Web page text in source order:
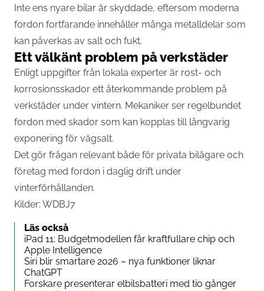
Inte ens nyare bilar är skyddade, eftersom moderna
fordon fortfarande innehåller många metalldelar som
kan påverkas av salt och fukt.
Ett välkänt problem på verkstäder
Enligt uppgifter från lokala experter är rost- och
korrosionsskador ett återkommande problem på
verkstäder under vintern. Mekaniker ser regelbundet
fordon med skador som kan kopplas till långvarig
exponering för vägsalt.
Det gör frågan relevant både för privata bilägare och
företag med fordon i daglig drift under
vinterförhållanden.
Kilder: WDBJ7
Läs också
iPad 11: Budgetmodellen får kraftfullare chip och
Apple Intelligence
Siri blir smartare 2026 – nya funktioner liknar
ChatGPT
Forskare presenterar elbilsbatteri med tio gånger